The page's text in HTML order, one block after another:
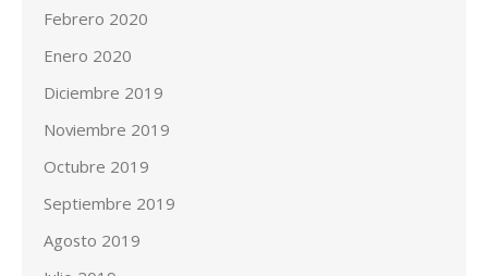
Febrero 2020
Enero 2020
Diciembre 2019
Noviembre 2019
Octubre 2019
Septiembre 2019
Agosto 2019